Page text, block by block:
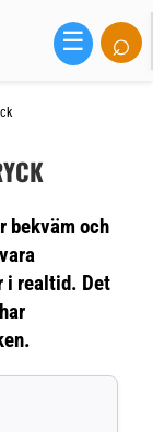
☰ ⌕
bekväm och
i realtid. Det